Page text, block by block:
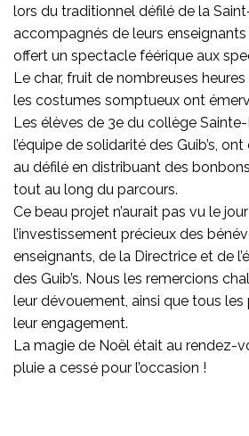
lors du traditionnel défilé de la
accompagnés de leurs
offert un spectacle féérique aux
Le char, fruit de nombreuses
les costumes somptueux ont
Les élèves de 3e du collège
l’équipe de solidarité des Guib’s,
au défilé en distribuant des
tout au long du parcours.
Ce beau projet n’aurait pas vu le
l’investissement précieux des
enseignants, de la Directrice et de
des Guib’s. Nous les remercions
leur dévouement, ainsi que tous
leur engagement.
La magie de Noël était au rendez-
pluie a cessé pour l’occasion !